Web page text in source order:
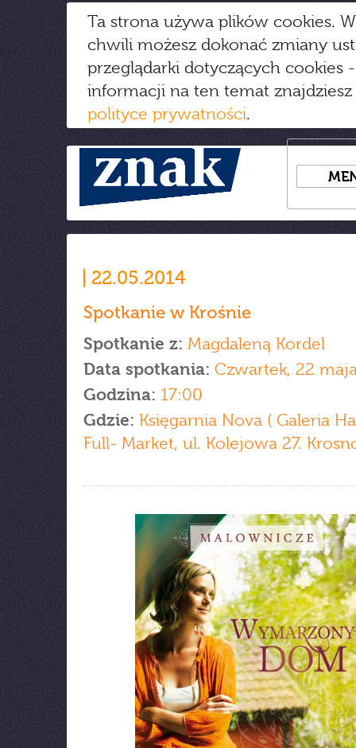
Ta strona używa plików cookies.
chwili możesz dokonać zmiany
przeglądarki dotyczących cookies
informacji na ten temat
polityce prywatności.
22.05.2014
Spotkanie w Krośnie
Spotkanie z: Magdaleną Kordel
Data spotkania: Czwartek, 22
Godzina: 17:00
Gdzie: Księgarnia Nova ( Galeria
Full- Market, ul. Kolejowa 27.